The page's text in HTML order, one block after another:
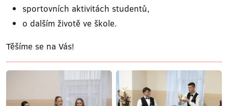
sportovních aktivitách studentů,
o dalším životě ve škole.
Těšíme se na Vás!